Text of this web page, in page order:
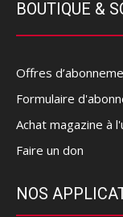
BOUTIQUE &
Offres
Formulaire
Achat magazine à
Faire un don
NOS